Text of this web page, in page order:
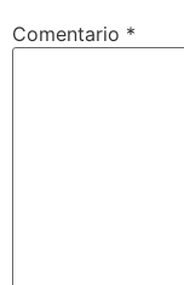
Comentario *